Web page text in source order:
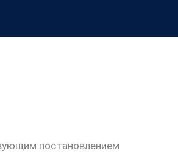
постановлением